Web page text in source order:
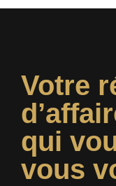
Votre
qui
vous